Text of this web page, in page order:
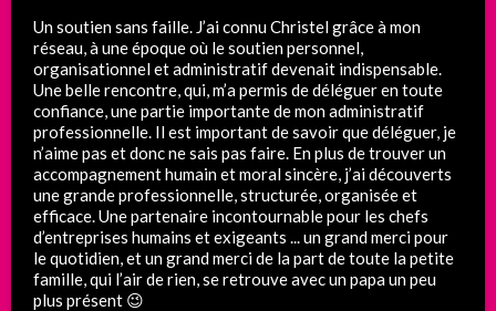
Un soutien sans faille. J’ai connu Christel grâce à mon
réseau, à une époque où le soutien personnel,
organisationnel et administratif devenait indispensable.
Une belle rencontre, qui, m’a permis de déléguer en toute
confiance, une partie importante de mon administratif
professionnelle. Il est important de savoir que déléguer, je
n’aime pas et donc ne sais pas faire. En plus de trouver un
accompagnement humain et moral sincère, j’ai découverts
une grande professionnelle, structurée, organisée et
efficace. Une partenaire incontournable pour les chefs
d’entreprises humains et exigeants ... un grand merci pour
le quotidien, et un grand merci de la part de toute la petite
famille, qui l’air de rien, se retrouve avec un papa un peu
plus présent 😉